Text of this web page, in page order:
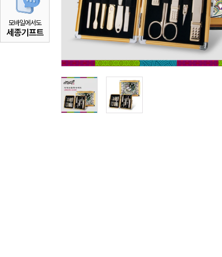
모바일에서도
세종기프트